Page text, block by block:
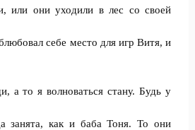
или они уходили в лес со своей
себе место для игр Витя, и
а то я волноваться стану. Будь у
занята, как и баба Тоня. То они